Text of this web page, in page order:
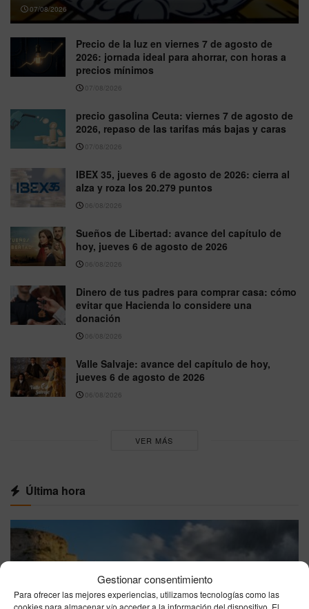
Gestionar consentimiento
Para ofrecer las mejores experiencias, utilizamos tecnologías como las
cookies para almacenar y/o acceder a la información del dispositivo. El
07/08/2026
Precio de la luz en viernes 7 de agosto de
2026: jornada ideal para ahorrar, con horas a
precios mínimos
07/08/2026
precio gasolina Ceuta: viernes 7 de agosto de
2026, repaso de las tarifas más bajas y caras
07/08/2026
IBEX 35, jueves 6 de agosto de 2026: cierra al
alza y roza los 20.279 puntos
06/08/2026
Sueños de Libertad: avance del capítulo de
hoy, jueves 6 de agosto de 2026
06/08/2026
Dinero de tus padres para comprar casa: cómo
evitar que Hacienda lo considere una
donación
06/08/2026
Valle Salvaje: avance del capítulo de hoy,
jueves 6 de agosto de 2026
06/08/2026
VER MÁS
Última hora